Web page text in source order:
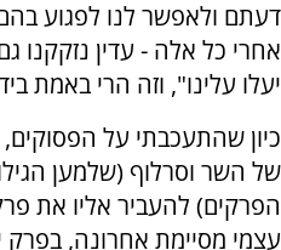
דעתם ולאפשר לנו לפגוע
אחרי כל אלה - עדין נזקקנו
יעלו עלינו", וזה הרי באמת
כיון שהתעכבתי על
של השר וסרלוף (שלמען
הפרקים) להעביר אליו את
עצמי מסיימת אחרונה,